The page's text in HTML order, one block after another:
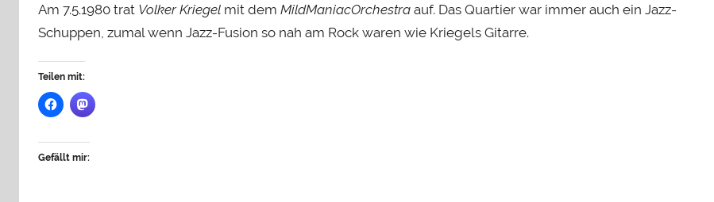
S
t
Am 7.5.1980 trat Volker Kriegel mit dem MildManiacOrchestra auf. Das Quartier war immer auch ein Jazz-
Schuppen, zumal wenn Jazz-Fusion so nah am Rock waren wie Kriegels Gitarre.
Teilen mit:
Gefällt mir: